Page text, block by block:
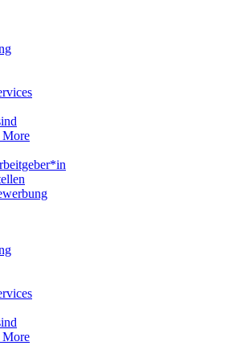
More
More